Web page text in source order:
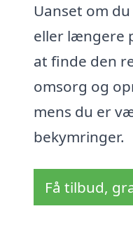
Uanset om
eller længere
at finde den
omsorg og
mens du er
bekymringer.
Få tilbud,